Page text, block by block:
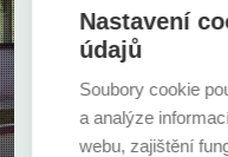
Nevybrali jste
ZOBRAZIT
Nastavení
údajů
Soubory cookie
a analýze
webu, zajištění